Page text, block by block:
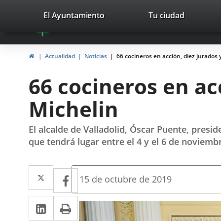
Portal
Web
del
Valladolid
avaTop
valladolid.es
El Ayuntamiento Tu ciudad
HomeActualidad Noticias 66 cocineros en acción, diez jurados
66 cocineros en
Michelin
El alcalde de Valladolid, Óscar Puente,
que tendrá lugar entre el 4 y el 6 de
Twitter
Enlace
a
una
Facebook
Enlace
a
una
Linkedin
EnlacePrint
Fecha
la
noticia
15 de octubre de 2019